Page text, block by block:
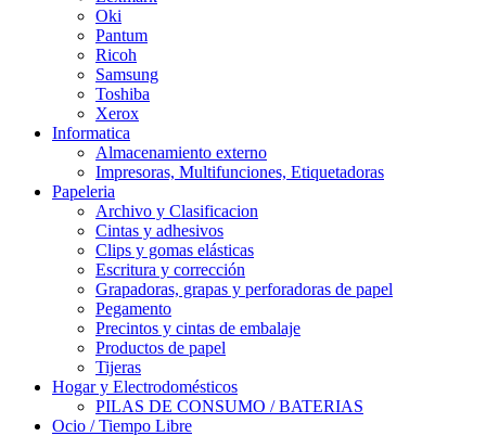
Oki
Pantum
Ricoh
Samsung
Toshiba
Xerox
Informatica
Almacenamiento externo
Impresoras, Multifunciones, Etiquetadoras
Papeleria
Archivo y Clasificacion
Cintas y adhesivos
Clips y gomas elásticas
Escritura y corrección
Grapadoras, grapas y perforadoras de papel
Pegamento
Precintos y cintas de embalaje
Productos de papel
Tijeras
Hogar y Electrodomésticos
PILAS DE CONSUMO / BATERIAS
Ocio / Tiempo Libre